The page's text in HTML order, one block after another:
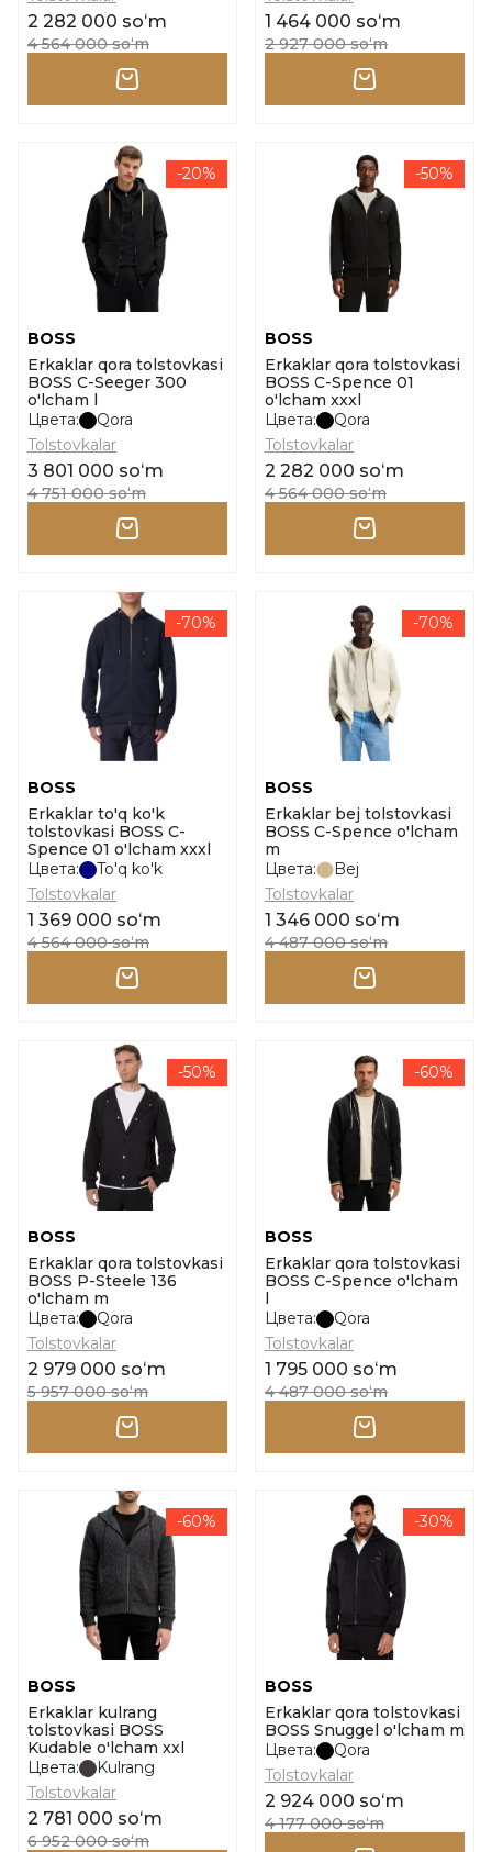
2 282 000 soʻm
4 564 000 soʻm
1 464 000 soʻm
2 927 000 soʻm
-20%
BOSS
Erkaklar qora tolstovkasi
BOSS C-Seeger 300
o'lcham l
Цвета:
Qora
Tolstovkalar
3 801 000 soʻm
4 751 000 soʻm
-50%
BOSS
Erkaklar qora tolstovkasi
BOSS C-Spence 01
o'lcham xxxl
Цвета:
Qora
Tolstovkalar
2 282 000 soʻm
4 564 000 soʻm
-70%
BOSS
Erkaklar to'q ko'k
tolstovkasi BOSS C-
Spence 01 o'lcham xxxl
Цвета:
To'q ko'k
Tolstovkalar
1 369 000 soʻm
4 564 000 soʻm
-70%
BOSS
Erkaklar bej tolstovkasi
BOSS C-Spence o'lcham
m
Цвета:
Bej
Tolstovkalar
1 346 000 soʻm
4 487 000 soʻm
-50%
BOSS
Erkaklar qora tolstovkasi
BOSS P-Steele 136
o'lcham m
Цвета:
Qora
Tolstovkalar
2 979 000 soʻm
5 957 000 soʻm
-60%
BOSS
Erkaklar qora tolstovkasi
BOSS C-Spence o'lcham
l
Цвета:
Qora
Tolstovkalar
1 795 000 soʻm
4 487 000 soʻm
-60%
BOSS
Erkaklar kulrang
tolstovkasi BOSS
Kudable o'lcham xxl
Цвета:
Kulrang
Tolstovkalar
2 781 000 soʻm
6 952 000 soʻm
-30%
BOSS
Erkaklar qora tolstovkasi
BOSS Snuggel o'lcham m
Цвета:
Qora
Tolstovkalar
2 924 000 soʻm
4 177 000 soʻm